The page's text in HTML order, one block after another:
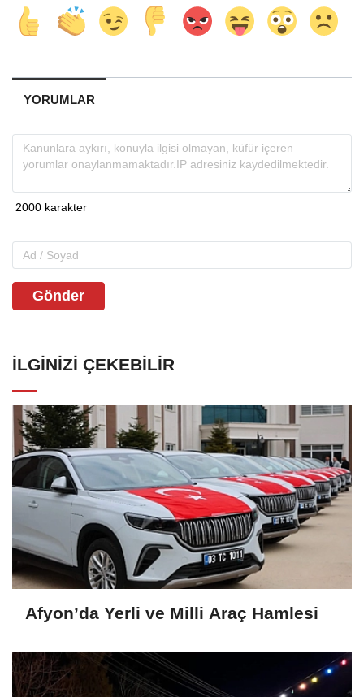
YORUMLAR
Gönder
İLGINIZI ÇEKEBILIR
Afyon’da Yerli ve Milli Araç Hamlesi